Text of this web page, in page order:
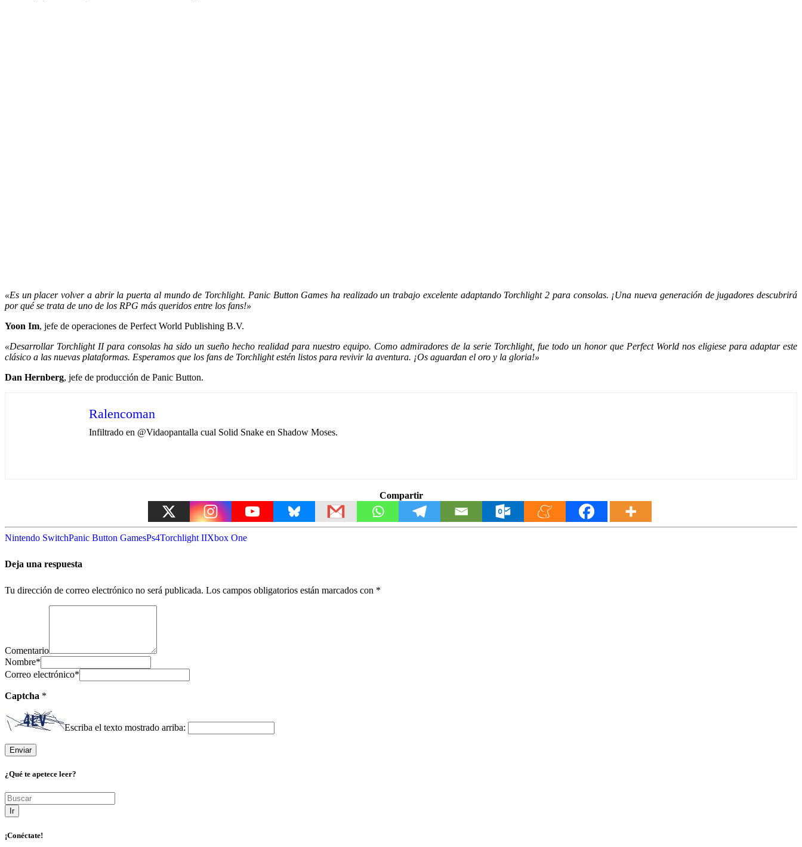
«Es un placer volver a abrir la puerta al mundo de Torchlight. Panic Button Games ha realizado un trabajo excelente adaptando Torchlight 2 para consolas. ¡Una nueva generación de jugadores descubrirá
por qué se trata de uno de los RPG más queridos entre los fans!»
Yoon Im, jefe de operaciones de Perfect World Publishing B.V.
«Desarrollar Torchlight II para consolas ha sido un sueño hecho realidad para nuestro equipo. Como admiradores de la serie Torchlight, fue todo un honor que Perfect World nos eligiese para adaptar este
clásico a las nuevas plataformas. Esperamos que los fans de Torchlight estén listos para revivir la aventura. ¡Os aguardan el oro y la gloria!»
Dan Hernberg, jefe de producción de Panic Button.
Ralencoman
Infiltrado en @Vidaopantalla cual Solid Snake en Shadow Moses.
Compartir
Nintendo SwitchPanic Button GamesPs4Torchlight IIXbox One
Deja una respuesta
Tu dirección de correo electrónico no será publicada. Los campos obligatorios están marcados con *
Comentario
Nombre*
Correo electrónico*
Captcha *
Escriba el texto mostrado arriba:
¿Qué te apetece leer?
Ir
¡Conéctate!